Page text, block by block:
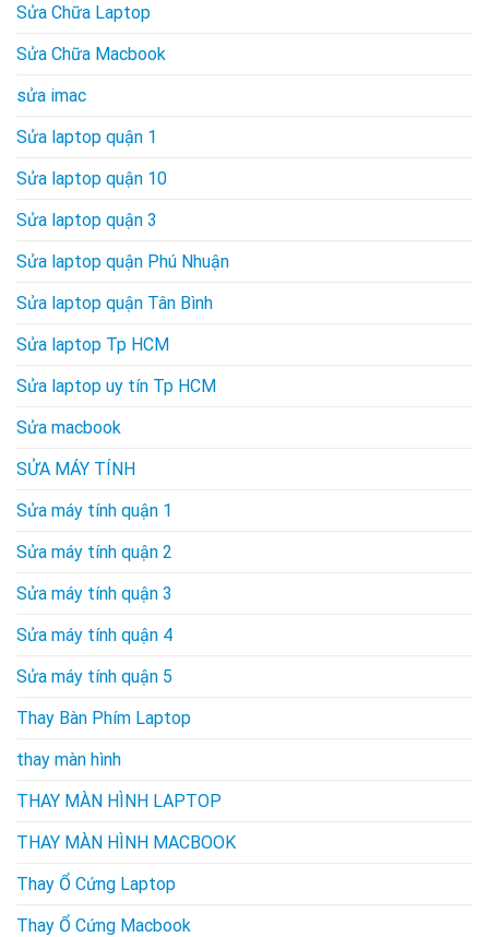
Sửa Chữa Laptop
Sửa Chữa Macbook
sửa imac
Sửa laptop quận 1
Sửa laptop quận 10
Sửa laptop quận 3
Sửa laptop quận Phú Nhuận
Sửa laptop quận Tân Bình
Sửa laptop Tp HCM
Sửa laptop uy tín Tp HCM
Sửa macbook
SỬA MÁY TÍNH
Sửa máy tính quận 1
Sửa máy tính quận 2
Sửa máy tính quận 3
Sửa máy tính quận 4
Sửa máy tính quận 5
Thay Bàn Phím Laptop
thay màn hình
THAY MÀN HÌNH LAPTOP
THAY MÀN HÌNH MACBOOK
Thay Ổ Cứng Laptop
Thay Ổ Cứng Macbook